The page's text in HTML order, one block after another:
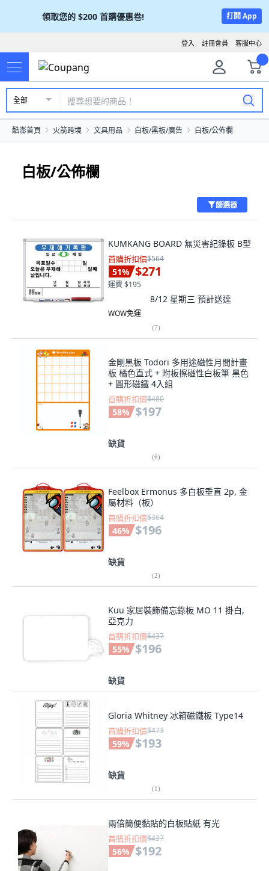
領取您的 $200 首購優惠卷! 打開 App
客服中心
註冊會員
登入
全部
酷澎首頁 火箭跨境 文具用品 白板/黑板/廣告 白板/公佈欄
白板/公佈欄
篩選器
KUMKANG BOARD 無災害紀錄板 B型
首購折扣價$564
51% $271
運費 $195
8/12 星期三 預計送達
WOW免運
(7)
金剛黑板 Todori 多用途磁性月間計畫
板 橘色直式 + 附板擦磁性白板筆 黑色
+ 圓形磁鐵 4入組
首購折扣價$480
58% $197
缺貨
(6)
Feelbox Ermonus 多白板垂直 2p, 金
屬材料（板）
首購折扣價$364
46% $196
缺貨
(2)
Kuu 家居裝飾備忘錄板 MO 11 掛白,
亞克力
首購折扣價$437
55% $196
缺貨
Gloria Whitney 冰箱磁鐵板 Type14
首購折扣價$473
59% $193
缺貨
(1)
兩倍簡便黏貼的白板貼紙 有光
首購折扣價$437
56% $192